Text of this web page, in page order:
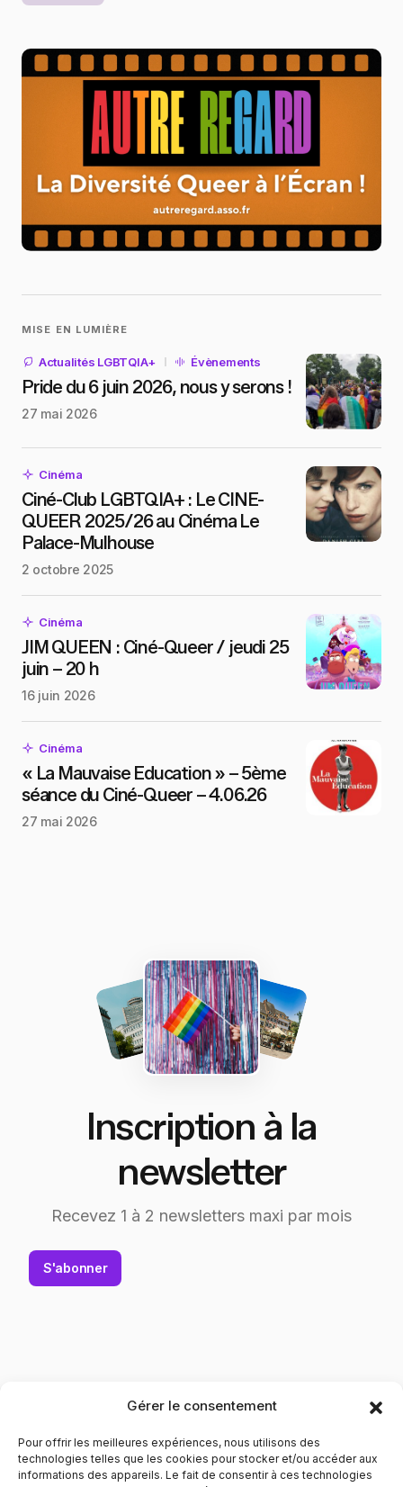
Gérer le consentement
Pour offrir les meilleures expériences, nous utilisons des
technologies telles que les cookies pour stocker et/ou accéder aux
informations des appareils. Le fait de consentir à ces technologies
MISE EN LUMIÈRE
Actualités LGBTQIA+ Évènements
Pride du 6 juin 2026, nous y serons !
27 mai 2026
Cinéma
Ciné-Club LGBTQIA+ : Le CINE-
QUEER 2025/26 au Cinéma Le
Palace-Mulhouse
2 octobre 2025
Cinéma
JIM QUEEN : Ciné-Queer / jeudi 25
juin – 20 h
16 juin 2026
Cinéma
« La Mauvaise Education » – 5ème
séance du Ciné-Queer – 4.06.26
27 mai 2026
Inscription à la
newsletter
Recevez 1 à 2 newsletters maxi par mois
S'abonner